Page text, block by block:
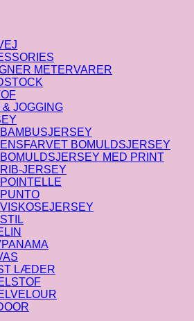
METERVARER
& JOGGING
BAMBUSJERSEY
ENSFARVET BOMULDSJERSEY
BOMULDSJERSEY MED PRINT
RIB-JERSEY
POINTELLE
PUNTO
VISKOSEJERSEY
LÆDER